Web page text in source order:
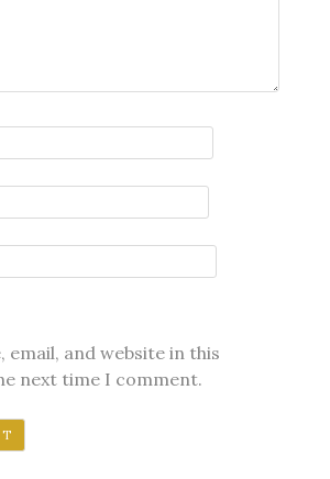
email, and website in this
next time I comment.